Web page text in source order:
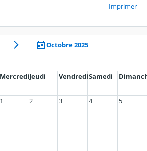
Imprimer
Octobre 2025
MercrediJeudi VendrediSamedi
1 2 3 4 5